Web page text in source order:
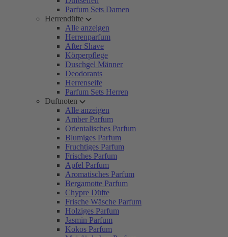
Parfum Sets Damen
Herrendüfte
Alle anzeigen
Herrenparfum
After Shave
Körperpflege
Duschgel Männer
Deodorants
Herrenseife
Parfum Sets Herren
Duftnoten
Alle anzeigen
Amber Parfum
Orientalisches Parfum
Blumiges Parfum
Fruchtiges Parfum
Frisches Parfum
Apfel Parfum
Aromatisches Parfum
Bergamotte Parfum
Chypre Düfte
Frische Wäsche Parfum
Holziges Parfum
Jasmin Parfum
Kokos Parfum